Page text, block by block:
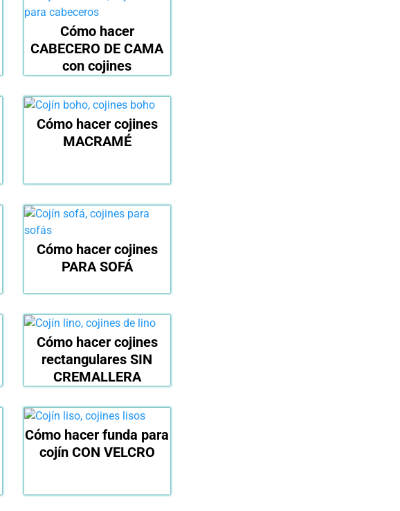
Cómo hacer
CABECERO DE CAMA
con cojines
Cómo hacer cojines
MACRAMÉ
Cómo hacer cojines
PARA SOFÁ
Cómo hacer cojines
rectangulares SIN
CREMALLERA
Cómo hacer funda para
cojín CON VELCRO